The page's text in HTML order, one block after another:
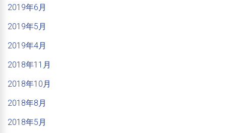
2019年6月
2019年5月
2019年4月
2018年11月
2018年10月
2018年8月
2018年5月